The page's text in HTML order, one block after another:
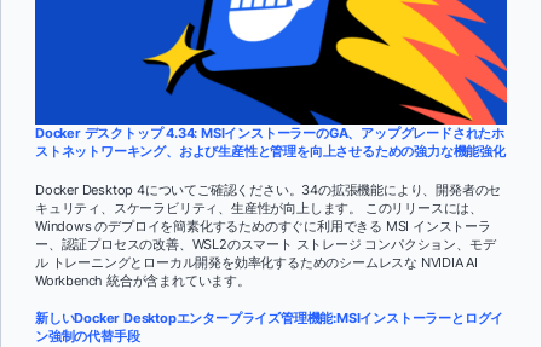
Docker デスクトップ 4.34: MSIインストーラーのGA、アップグレードされたホ
ストネットワーキング、および生産性と管理を向上させるための強力な機能強化
Docker Desktop 4についてご確認ください。34の拡張機能により、開発者のセ
キュリティ、スケーラビリティ、生産性が向上します。 このリリースには、
Windows のデプロイを簡素化するためのすぐに利用できる MSI インストーラ
ー、認証プロセスの改善、WSL2のスマート ストレージ コンパクション、モデ
ル トレーニングとローカル開発を効率化するためのシームレスな NVIDIA AI
Workbench 統合が含まれています。
新しいDocker Desktopエンタープライズ管理機能:MSIインストーラーとログイ
ン強制の代替手段